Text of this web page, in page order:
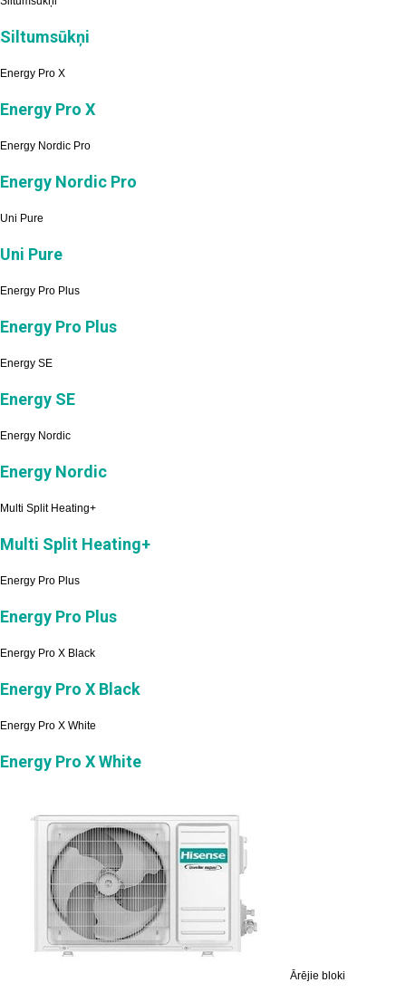
Siltumsūkņi
Energy Pro X
Energy Pro X
Energy Nordic Pro
Energy Nordic Pro
Uni Pure
Uni Pure
Energy Pro Plus
Energy Pro Plus
Energy SE
Energy SE
Energy Nordic
Energy Nordic
Multi Split Heating+
Multi Split Heating+
Energy Pro Plus
Energy Pro Plus
Energy Pro X Black
Energy Pro X Black
Energy Pro X White
Energy Pro X White
Ārējie bloki